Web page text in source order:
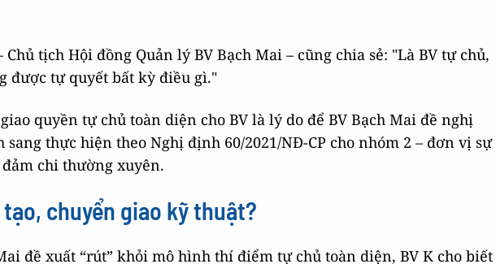
tịch Hội đồng Quản lý BV Bạch Mai – cũng chia sẻ: "Là BV tự chủ,
được tự quyết bất kỳ điều gì."
quyền tự chủ toàn diện cho BV là lý do để BV Bạch Mai đề nghị
thực hiện theo Nghị định 60/2021/NĐ-CP cho nhóm 2 – đơn vị sự
chi thường xuyên.
chuyển giao kỹ thuật?
đề xuất “rút” khỏi mô hình thí điểm tự chủ toàn diện, BV K cho biết